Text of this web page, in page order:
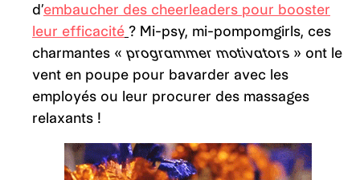
d’embaucher des cheerleaders pour booster
leur efficacité ? Mi-psy, mi-pompomgirls, ces
charmantes « programmer motivators » ont le
vent en poupe pour bavarder avec les
employés ou leur procurer des massages
relaxants !